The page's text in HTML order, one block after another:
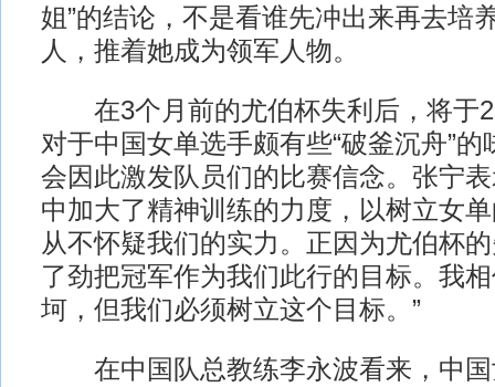
姐”的结论，不是看谁先冲出来再去培
人，推着她成为领军人物。
在3个月前的尤伯杯失利后，将于
对于中国女单选手颇有些“破釜沉舟”
会因此激发队员们的比赛信念。张宁
中加大了精神训练的力度，以树立女
从不怀疑我们的实力。正因为尤伯杯
了劲把冠军作为我们此行的目标。我
坷，但我们必须树立这个目标。”
在中国队总教练李永波看来，中国